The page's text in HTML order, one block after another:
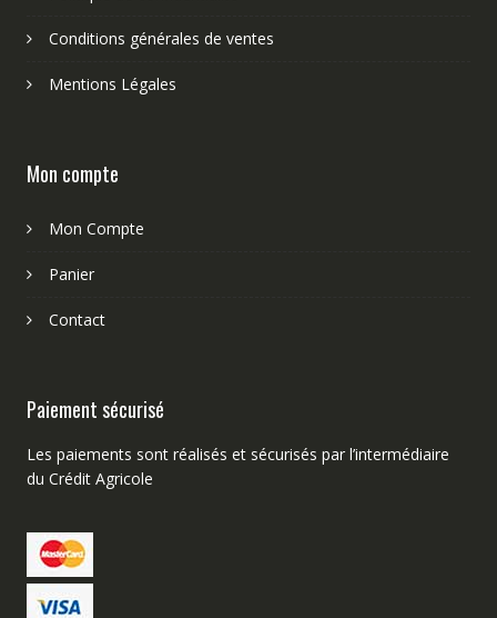
Conditions générales de ventes
Mentions Légales
Mon compte
Mon Compte
Panier
Contact
Paiement sécurisé
Les paiements sont réalisés et sécurisés par l’intermédiaire
du Crédit Agricole